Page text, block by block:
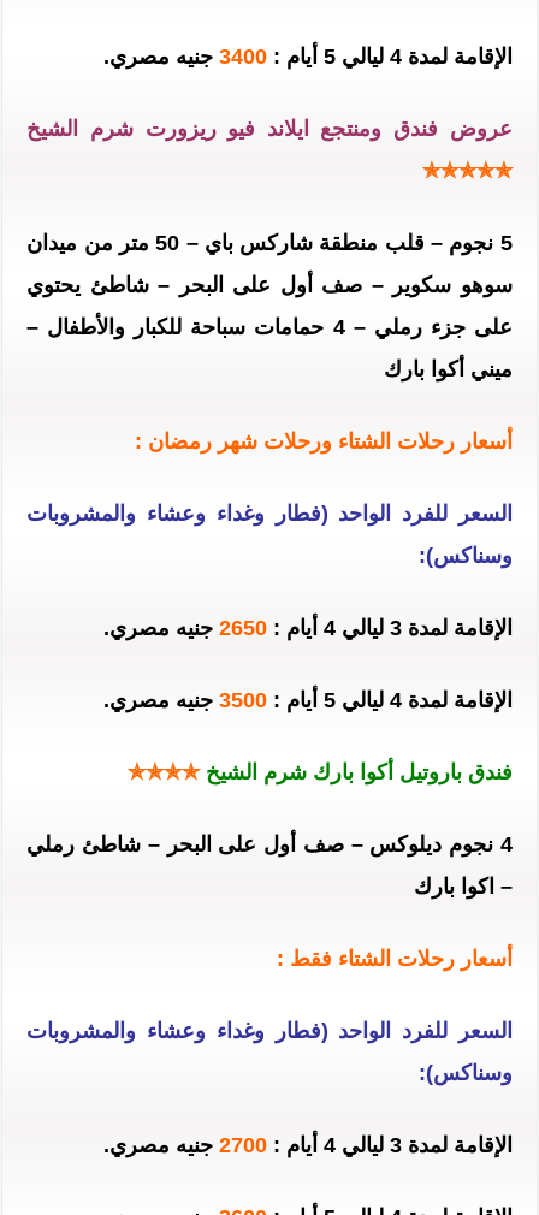
الإقامة لمدة 4 ليالي 5 أيام : 3400 جنيه مصري.
عروض فندق ومنتجع ايلاند فيو ريزورت شرم الشيخ
✯✯✯✯✯
5 نجوم – قلب منطقة شاركس باي – 50 متر من ميدان
سوهو سكوير – صف أول على البحر – شاطئ يحتوي
على جزء رملي – 4 حمامات سباحة للكبار والأطفال –
ميني أكوا بارك
أسعار رحلات الشتاء ورحلات شهر رمضان :
السعر للفرد الواحد (فطار وغداء وعشاء والمشروبات
وسناكس):
الإقامة لمدة 3 ليالي 4 أيام : 2650 جنيه مصري.
الإقامة لمدة 4 ليالي 5 أيام : 3500 جنيه مصري.
فندق باروتيل أكوا بارك شرم الشيخ ✯✯✯✯
4 نجوم ديلوكس – صف أول على البحر – شاطئ رملي
– اكوا بارك
أسعار رحلات الشتاء فقط :
السعر للفرد الواحد (فطار وغداء وعشاء والمشروبات
وسناكس):
الإقامة لمدة 3 ليالي 4 أيام : 2700 جنيه مصري.